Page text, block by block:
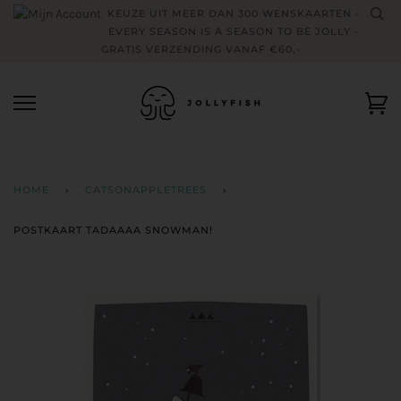
KEUZE UIT MEER DAN 300 WENSKAARTEN -
EVERY SEASON IS A SEASON TO BE JOLLY -
GRATIS VERZENDING VANAF €60,-
HOME › CATSONAPPLETREES ›
POSTKAART TADAAAA SNOWMAN!